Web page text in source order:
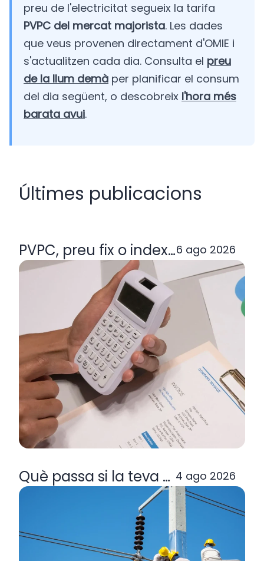
preu de l'electricitat segueix la tarifa
PVPC del mercat majorista. Les dades
que veus provenen directament d'OMIE i
s'actualitzen cada dia. Consulta el preu
de la llum demà per planificar el consum
del dia següent, o descobreix l'hora més
barata avui.
Últimes publicacions
PVPC, preu fix o indexada: quina
6 ago 2026
Què passa si la teva 4 ago 2026